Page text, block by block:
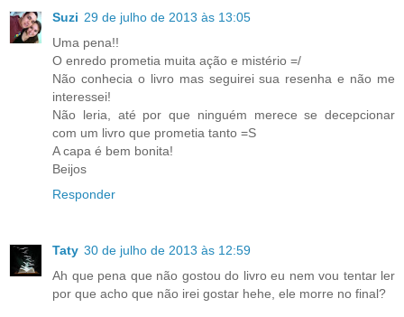
Suzi 29 de julho de 2013 às 13:05
Uma pena!!
O enredo prometia muita ação e mistério =/
Não conhecia o livro mas seguirei sua resenha e não me
interessei!
Não leria, até por que ninguém merece se decepcionar
com um livro que prometia tanto =S
A capa é bem bonita!
Beijos
Responder
Taty 30 de julho de 2013 às 12:59
Ah que pena que não gostou do livro eu nem vou tentar ler
por que acho que não irei gostar hehe, ele morre no final?